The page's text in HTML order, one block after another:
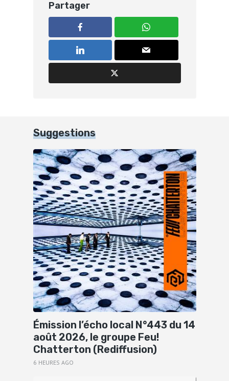
Partager
Suggestions
Émission l’écho local N°443 du 14
août 2026, le groupe Feu!
Chatterton (Rediffusion)
6 HEURES AGO